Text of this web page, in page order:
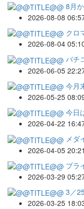
8月
2026-08-08
クロ
2026-08-04
バチ
2026-06-05
今月
2026-05-25
今日
2026-04-22
メダ
2026-04-05
プラ
2026-03-29
3／
2026-03-25